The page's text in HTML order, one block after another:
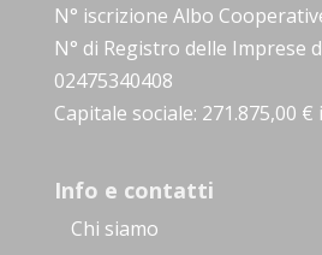
N° iscrizione Albo
N° di Registro delle Imprese
02475340408
Capitale sociale: 271.875,00 €
Info e contatti
Chi siamo